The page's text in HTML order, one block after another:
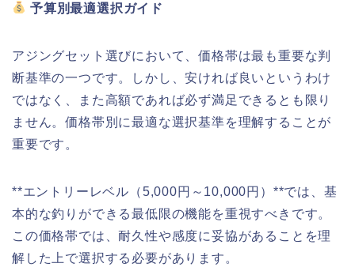
予算別最適選択ガイド
アジングセット選びにおいて、価格帯は最も重要な判
断基準の一つです。しかし、安ければ良いというわけ
ではなく、また高額であれば必ず満足できるとも限り
ません。価格帯別に最適な選択基準を理解することが
重要です。
**エントリーレベル（5,000円～10,000円）**では、基
本的な釣りができる最低限の機能を重視すべきです。
この価格帯では、耐久性や感度に妥協があることを理
解した上で選択する必要があります。